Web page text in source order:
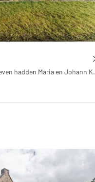
hadden Maria en Johann K.